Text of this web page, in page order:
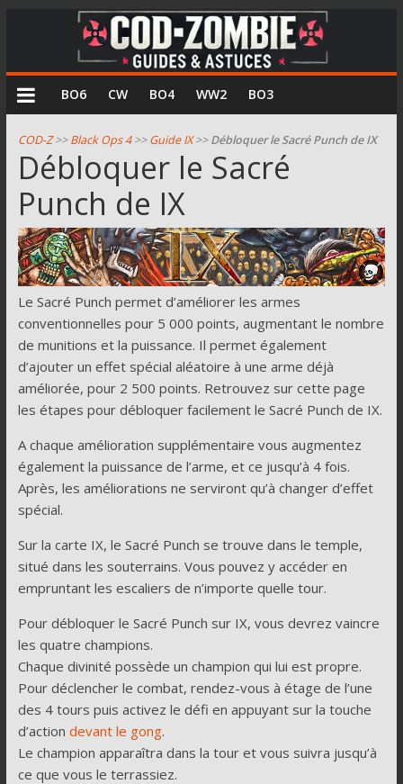
COD
Zombie
Guides
et
astuces
pour
le
mode
zombie
de
Call
of
Duty
BO6 CW BO4 WW2 BO3
COD-Z>>Black Ops 4>>Guide IX>>Débloquer le Sacré Punch de IX
Débloquer le Sacré
Punch de IX
Le Sacré Punch permet d’améliorer les armes
conventionnelles pour 5 000 points, augmentant le nombre
de munitions et la puissance. Il permet également
d’ajouter un effet spécial aléatoire à une arme déjà
améliorée, pour 2 500 points. Retrouvez sur cette page
les étapes pour débloquer facilement le Sacré Punch de IX.
A chaque amélioration supplémentaire vous augmentez
également la puissance de l’arme, et ce jusqu’à 4 fois.
Après, les améliorations ne serviront qu’à changer d’effet
spécial.
Sur la carte IX, le Sacré Punch se trouve dans le temple,
situé dans les souterrains. Vous pouvez y accéder en
empruntant les escaliers de n’importe quelle tour.
Pour débloquer le Sacré Punch sur IX, vous devrez vaincre
les quatre champions.
Chaque divinité possède un champion qui lui est propre.
Pour déclencher le combat, rendez-vous à étage de l’une
des 4 tours puis activez le défi en appuyant sur la touche
d’action devant le gong.
Le champion apparaîtra dans la tour et vous suivra jusqu’à
ce que vous le terrassiez.